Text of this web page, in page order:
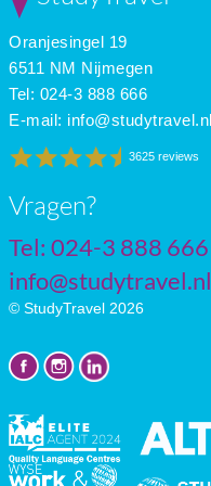
May
June
July
Oranjesingel 19
6511 NM Nijmegen
Tel: 024-3 888 666
E-mail: info@studytravel.nl
3625 reviews
Vragen?
Tel: 024-3 888 666
info@studytravel.nl
© StudyTravel 2026